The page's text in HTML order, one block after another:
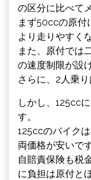
の区分に比べて
まず50ccの原付
より走りやすく
また、原付では
の速度制限が設
さらに、2人乗り
しかし、125cc
す。
125ccのバイク
両価格が安いで
自賠責保険も税
に負担は原付と